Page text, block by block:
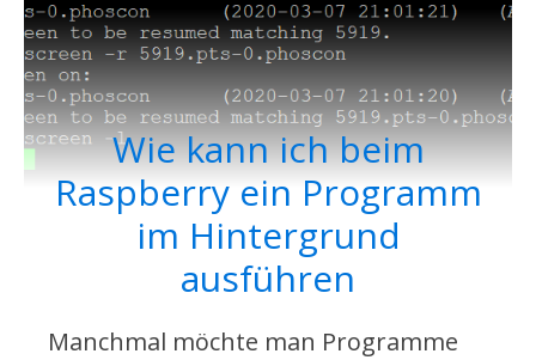
Wie kann ich beim
Raspberry ein Programm
im Hintergrund
ausführen
Manchmal möchte man Programme